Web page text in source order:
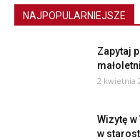
NAJPOPULARNIEJSZE
Zapytaj
2 kwietnia
Wizytę
w